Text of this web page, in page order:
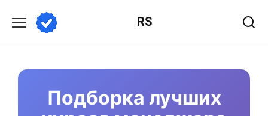
содержанию
RS
Подборка лучших